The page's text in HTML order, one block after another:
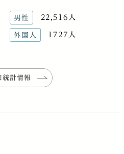
男性 22,516人
外国人 1727人
統計情報